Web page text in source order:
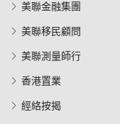
美聯金融集團
美聯移民顧問
美聯測量師行
香港置業
經絡按揭